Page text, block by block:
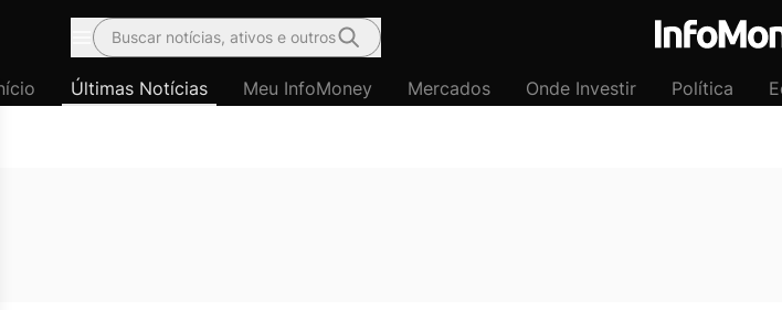
Menu
Buscar notícias, ativos e outros
Últimas Notícias Meu InfoMoney Mercados Onde Investir Política